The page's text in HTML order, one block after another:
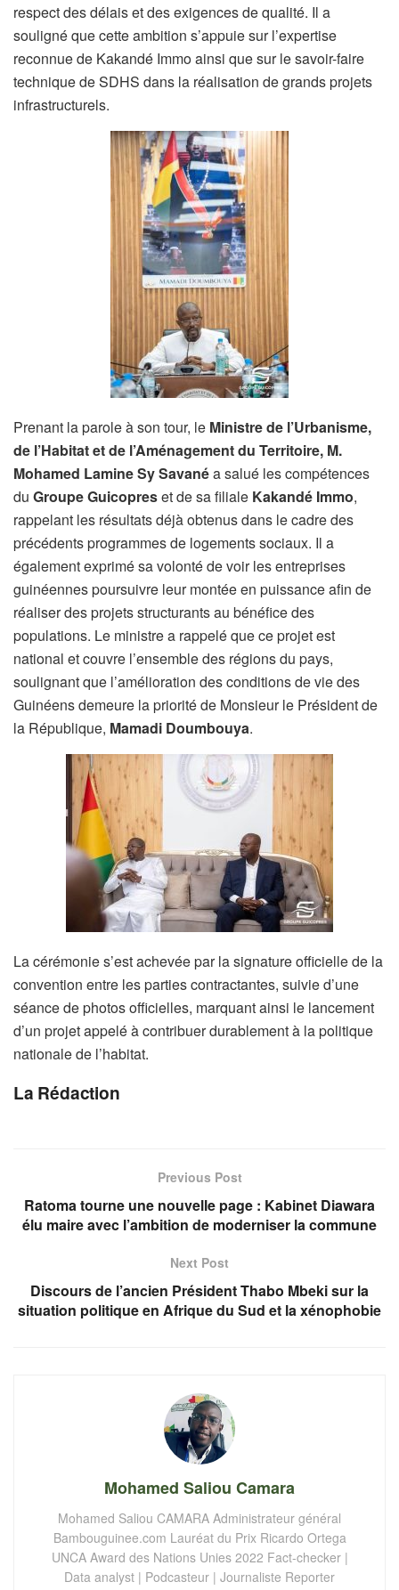
respect des délais et des exigences de qualité. Il a
souligné que cette ambition s’appuie sur l’expertise
reconnue de Kakandé Immo ainsi que sur le savoir-faire
technique de SDHS dans la réalisation de grands projets
infrastructurels.
Prenant la parole à son tour, le Ministre de l’Urbanisme,
de l’Habitat et de l’Aménagement du Territoire, M.
Mohamed Lamine Sy Savanéa salué les compétences
du Groupe Guicopreset de sa filiale Kakandé Immo,
rappelant les résultats déjà obtenus dans le cadre des
précédents programmes de logements sociaux. Il a
également exprimé sa volonté de voir les entreprises
guinéennes poursuivre leur montée en puissance afin de
réaliser des projets structurants au bénéfice des
populations. Le ministre a rappelé que ce projet est
national et couvre l’ensemble des régions du pays,
soulignant que l’amélioration des conditions de vie des
Guinéens demeure la priorité de Monsieur le Président de
la République, Mamadi Doumbouya.
La cérémonie s’est achevée par la signature officielle de la
convention entre les parties contractantes, suivie d’une
séance de photos officielles, marquant ainsi le lancement
d’un projet appelé à contribuer durablement à la politique
nationale de l’habitat.
La Rédaction
Previous Post
Ratoma tourne une nouvelle page : Kabinet Diawara
élu maire avec l’ambition de moderniser la commune
Next Post
Discours de l’ancien Président Thabo Mbeki sur la
situation politique en Afrique du Sud et la xénophobie
Mohamed Saliou Camara
Mohamed Saliou CAMARA Administrateur général
Bambouguinee.com Lauréat du Prix Ricardo Ortega
UNCA Award des Nations Unies 2022 Fact-checker |
Data analyst | Podcasteur | Journaliste Reporter